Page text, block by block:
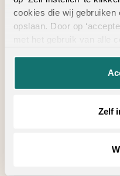
cookies die wij gebruiken
opslaan. Door op
Zelf